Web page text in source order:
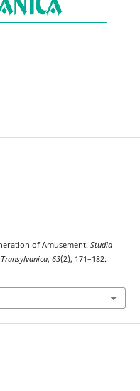
of Amusement. Studia
, 63(2), 171–182.